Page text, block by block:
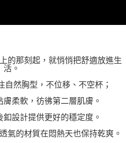
的那刻起，就悄悄把舒適放進生
活。
自然胸型，不位移、不空杯；
柔軟，彷彿第二層肌膚。
設計提供更好的穩定度。
氣的材質在悶熱天也保持乾爽。